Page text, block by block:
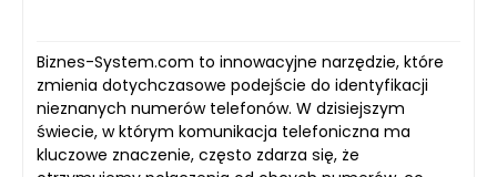
Biznes-System.com to innowacyjne narzędzie, które
zmienia dotychczasowe podejście do identyfikacji
nieznanych numerów telefonów. W dzisiejszym
świecie, w którym komunikacja telefoniczna ma
kluczowe znaczenie, często zdarza się, że